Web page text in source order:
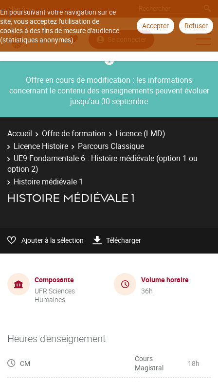
En poursuivant votre navigation sur ce
site, vous acceptez l'utilisation de
cookies à des fins de mesure d'audience
(statistiques anonymes).
Accepter Refuser
Aller à
Se connecter
Offre en cours de modification : les informations
concernant le contenu des enseignements peuvent évoluer
jusqu’au 30 septembre
Accueil Offre de formation
Licence (LMD)
Licence Histoire
Parcours Classique
UE9 Fondamentale 6 : Histoire médiévale (option 1 ou
option 2)
Histoire médiévale 1
HISTOIRE MÉDIÉVALE 1
Ajouter à la sélection Télécharger
Composante
UFR Sciences
Humaines
Volume horaire
36h
Heures d'enseignement
CM
Cours
Magistral
18h